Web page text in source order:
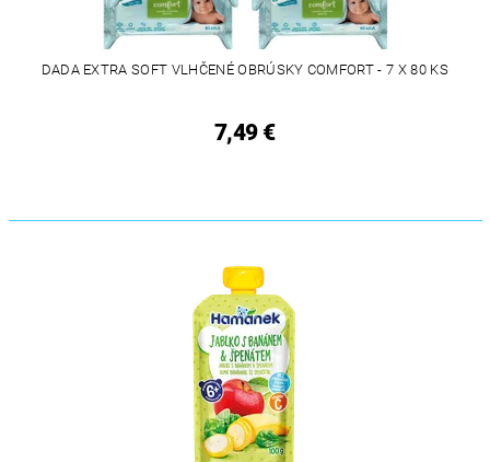
DADA EXTRA SOFT VLHČENÉ OBRÚSKY COMFORT - 7 X 80 KS
7,49 €